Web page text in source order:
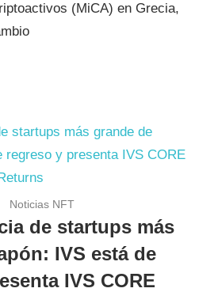
(MiCA) en Grecia,
Noticias NFT
de startups más
IVS está de
IVS CORE